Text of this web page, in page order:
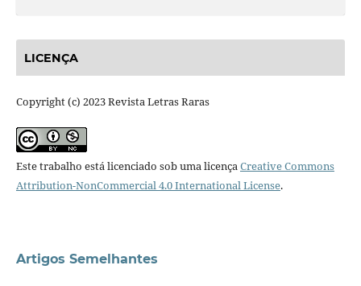
LICENÇA
Copyright (c) 2023 Revista Letras Raras
Este trabalho está licenciado sob uma licençaCreative Commons
Attribution-NonCommercial 4.0 International License.
Artigos Semelhantes